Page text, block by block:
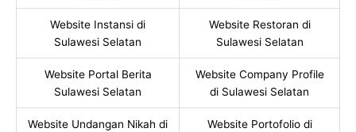
Website Instansi di
Sulawesi Selatan
Website Restoran di
Sulawesi Selatan
Website Portal Berita
Sulawesi Selatan
Website Company Profile
di Sulawesi Selatan
Website Undangan Nikah di
Website Portofolio di